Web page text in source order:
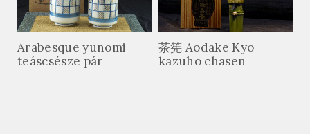
Arabesque yunomi
teáscsésze pár
茶筅 Aodake Kyo
kazuho chasen